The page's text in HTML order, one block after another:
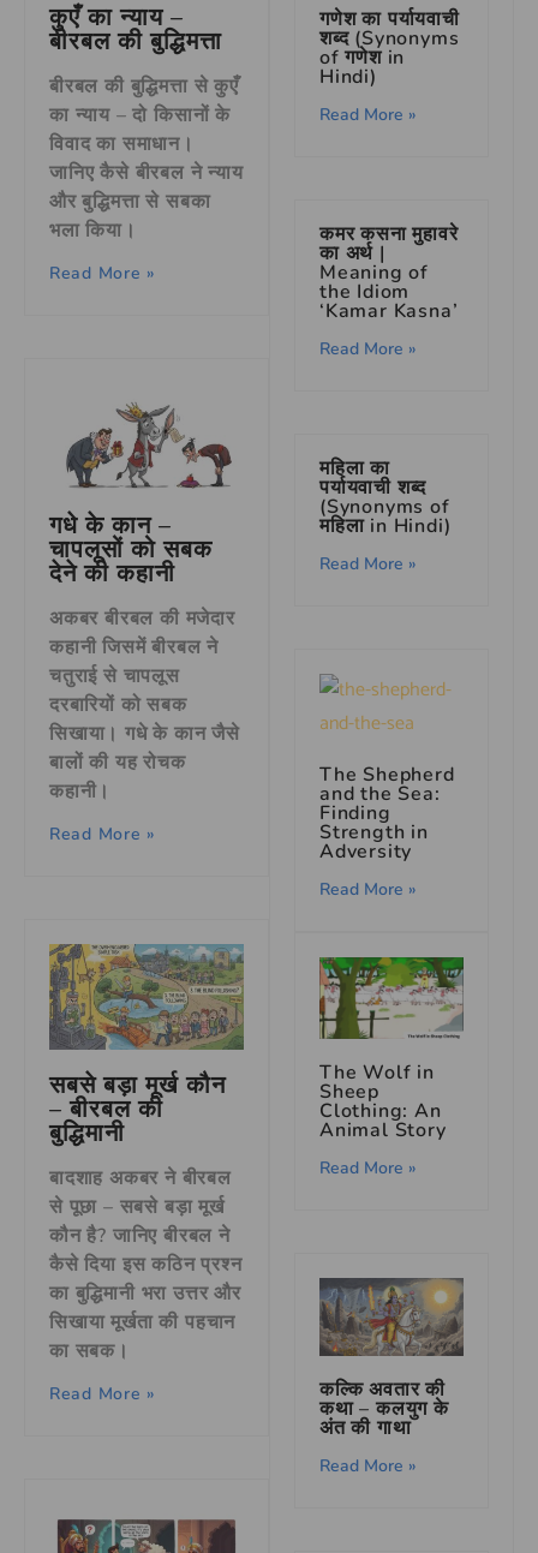
कुएँ का न्याय –
बीरबल की बुद्धिमत्ता
बीरबल की बुद्धिमत्ता से कुएँ
का न्याय – दो किसानों के
विवाद का समाधान।
जानिए कैसे बीरबल ने न्याय
और बुद्धिमत्ता से सबका
भला किया।
Read More »
गधे के कान –
चापलूसों को सबक
देने की कहानी
अकबर बीरबल की मजेदार
कहानी जिसमें बीरबल ने
चतुराई से चापलूस
दरबारियों को सबक
सिखाया। गधे के कान जैसे
बालों की यह रोचक
कहानी।
Read More »
सबसे बड़ा मूर्ख कौन
– बीरबल की
बुद्धिमानी
बादशाह अकबर ने बीरबल
से पूछा – सबसे बड़ा मूर्ख
कौन है? जानिए बीरबल ने
कैसे दिया इस कठिन प्रश्न
का बुद्धिमानी भरा उत्तर और
सिखाया मूर्खता की पहचान
का सबक।
Read More »
गणेश का पर्यायवाची
शब्द (Synonyms
of गणेश in
Hindi)
Read More »
कमर कसना मुहावरे
का अर्थ |
Meaning of
the Idiom
‘Kamar Kasna’
Read More »
महिला का
पर्यायवाची शब्द
(Synonyms of
महिला in Hindi)
Read More »
The Shepherd
and the Sea:
Finding
Strength in
Adversity
Read More »
The Wolf in
Sheep
Clothing: An
Animal Story
Read More »
कल्कि अवतार की
कथा – कलयुग के
अंत की गाथा
Read More »